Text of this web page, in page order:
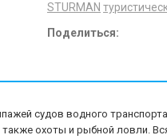
STURMAN
Поделиться:
судов водного
охоты и рыбной ловли.